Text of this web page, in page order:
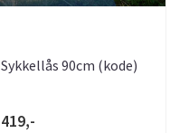
Sykkellås 90cm (kode)
419,-